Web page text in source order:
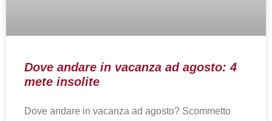
Dove andare in vacanza ad agosto: 4
mete insolite
Dove andare in vacanza ad agosto? Scommetto